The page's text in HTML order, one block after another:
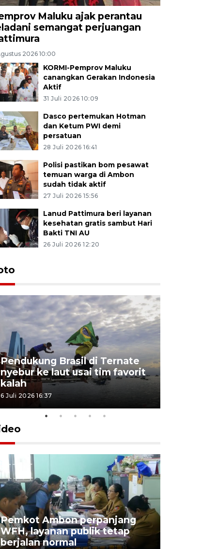
Maluku ajak perantau
semangat perjuangan
2026 10:00
KORMI-Pemprov Maluku
canangkan Gerakan Indonesia
Aktif
31 Juli 2026 10:09
Dasco pertemukan Hotman
dan Ketum PWI demi
persatuan
28 Juli 2026 16:41
Polisi pastikan bom pesawat
temuan warga di Ambon
sudah tidak aktif
27 Juli 2026 15:56
Lanud Pattimura beri layanan
kesehatan gratis sambut Hari
Bakti TNI AU
26 Juli 2026 12:20
Pendukung Brasil di Ternate
nyebur ke laut usai tim favorit
kalah
6 Juli 2026 16:37
Pemkot Ambon perpanjang
WFH, layanan publik tetap
berjalan normal